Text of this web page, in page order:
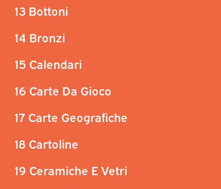
13 Bottoni
14 Bronzi
15 Calendari
16 Carte Da Gioco
17 Carte Geografiche
18 Cartoline
19 Ceramiche E Vetri